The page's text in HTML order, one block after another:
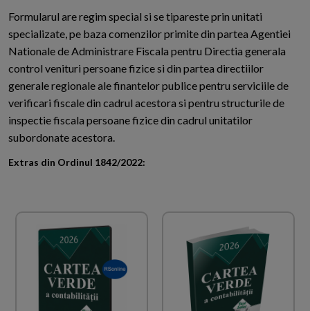
Formularul are regim special si se tipareste prin unitati
specializate, pe baza comenzilor primite din partea Agentiei
Nationale de Administrare Fiscala pentru Directia generala
control venituri persoane fizice si din partea directiilor
generale regionale ale finantelor publice pentru serviciile de
verificari fiscale din cadrul acestora si pentru structurile de
inspectie fiscala persoane fizice din cadrul unitatilor
subordonate acestora.
Extras din Ordinul 1842/2022: